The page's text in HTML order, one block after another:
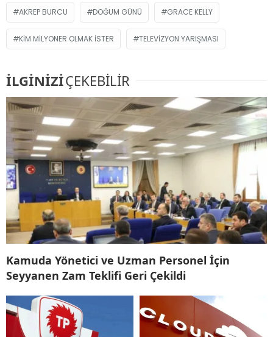
AKREP BURCU DOĞUM GÜNÜ GRACE KELLY
KIM MILYONER OLMAK İSTER TELEVIZYON YARIŞMASI
İLGİNİZİÇEKEBİLİR
Kamuda Yönetici ve Uzman Personel İçin
Seyyanen Zam Teklifi Geri Çekildi